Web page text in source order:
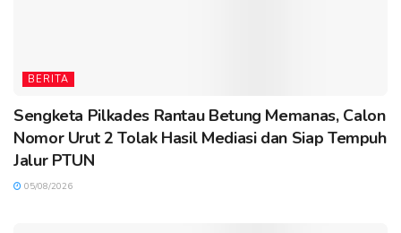
BERITA
Sengketa Pilkades Rantau Betung Memanas, Calon
Nomor Urut 2 Tolak Hasil Mediasi dan Siap Tempuh
Jalur PTUN
05/08/2026